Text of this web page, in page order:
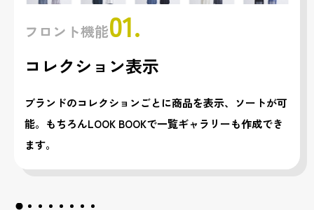
フロント機能01.
コレクション表示
ブランドのコレクションごとに商品を表示、ソートが可
能。もちろんLOOK BOOKで一覧ギャラリーも作成でき
ます。